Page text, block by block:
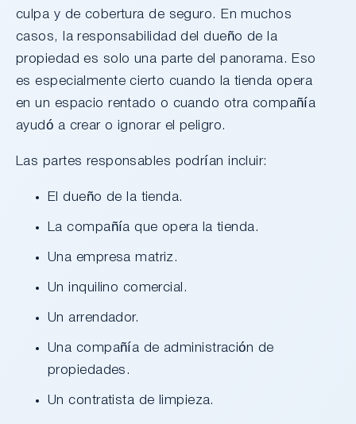
culpa y de cobertura de seguro. En muchos
casos, la responsabilidad del dueño de la
propiedad es solo una parte del panorama. Eso
es especialmente cierto cuando la tienda opera
en un espacio rentado o cuando otra compañía
ayudó a crear o ignorar el peligro.
Las partes responsables podrían incluir:
El dueño de la tienda.
La compañía que opera la tienda.
Una empresa matriz.
Un inquilino comercial.
Un arrendador.
Una compañía de administración de
propiedades.
Un contratista de limpieza.